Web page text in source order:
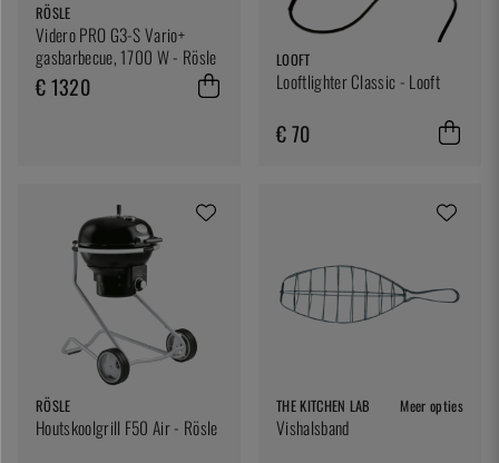
RÖSLE
Videro PRO G3-S Vario+
gasbarbecue, 1700 W - Rösle
€ 1320
LOOFT
Looftlighter Classic - Looft
€ 70
RÖSLE
Houtskoolgrill F50 Air - Rösle
THE KITCHEN LAB Meer opties
Vishalsband